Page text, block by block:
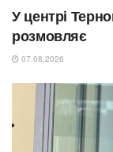
У центрі
розмовляє
07.08.2026